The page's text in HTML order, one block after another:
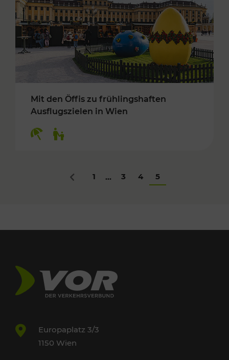
Mit den Öffis zu frühlingshaften
Ausflugszielen in Wien
Zurück
1 ... 3 4 5
Europaplatz 3/3
1150 Wien